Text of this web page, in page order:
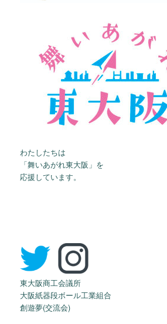
わたしたちは
「舞いあがれ東大阪」を
応援しています。
東大阪商工会議所
大阪紙器段ボール工業組合
創遊夢(交流会)